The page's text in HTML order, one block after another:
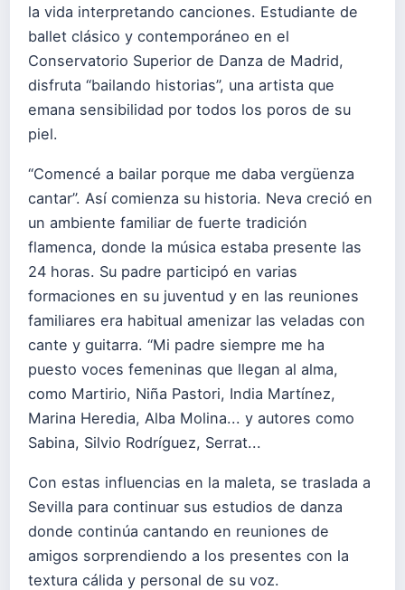
la vida interpretando canciones. Estudiante de
ballet clásico y contemporáneo en el
Conservatorio Superior de Danza de Madrid,
disfruta “bailando historias”, una artista que
emana sensibilidad por todos los poros de su
piel.
“Comencé a bailar porque me daba vergüenza
cantar”. Así comienza su historia. Neva creció en
un ambiente familiar de fuerte tradición
flamenca, donde la música estaba presente las
24 horas. Su padre participó en varias
formaciones en su juventud y en las reuniones
familiares era habitual amenizar las veladas con
cante y guitarra. “Mi padre siempre me ha
puesto voces femeninas que llegan al alma,
como Martirio, Niña Pastori, India Martínez,
Marina Heredia, Alba Molina... y autores como
Sabina, Silvio Rodríguez, Serrat...
Con estas influencias en la maleta, se traslada a
Sevilla para continuar sus estudios de danza
donde continúa cantando en reuniones de
amigos sorprendiendo a los presentes con la
textura cálida y personal de su voz.